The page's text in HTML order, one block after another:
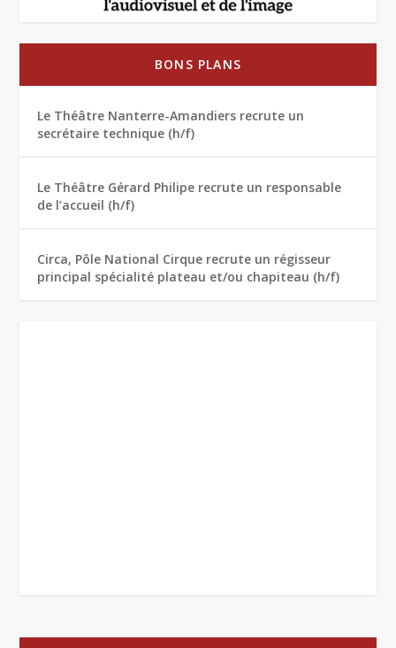
BONS PLANS
Le Théâtre Nanterre-Amandiers recrute un
secrétaire technique (h/f)
Le Théâtre Gérard Philipe recrute un responsable
de l’accueil (h/f)
Circa, Pôle National Cirque recrute un régisseur
principal spécialité plateau et/ou chapiteau (h/f)